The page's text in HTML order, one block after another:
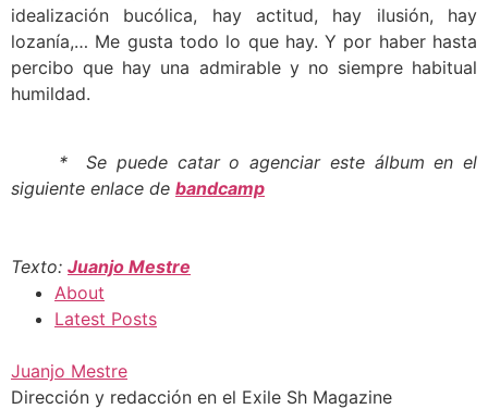
idealización bucólica, hay actitud, hay ilusión, hay
lozanía,… Me gusta todo lo que hay. Y por haber hasta
percibo que hay una admirable y no siempre habitual
humildad.
* Se puede catar o agenciar este álbum en el
siguiente enlace de bandcamp
Texto: Juanjo Mestre
About
Latest Posts
Juanjo Mestre
Dirección y redacción en el Exile Sh Magazine